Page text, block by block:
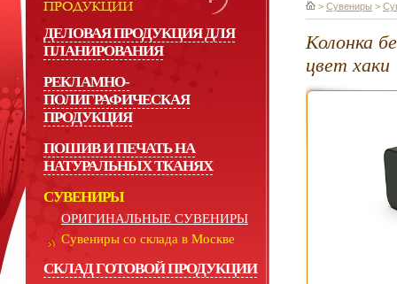
ДЕЛОВАЯ ПРОДУКЦИЯ ДЛЯ
ПЛАНИРОВАНИЯ
РЕКЛАМНО-
ПОЛИГРАФИЧЕСКАЯ
ПРОДУКЦИЯ
ПОШИВ И ПЕЧАТЬ НА
НАТУРАЛЬНЫХ ТКАНЯХ
СУВЕНИРЫ
ОРИГИНАЛЬНЫЕ СУВЕНИРЫ
Сувениры со склада в Москве
СКЛАД ГОТОВОЙ ПРОДУКЦИИ
> Сувениры >
Колонка
цвет хаки